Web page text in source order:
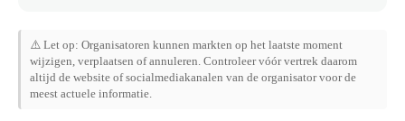
⚠️ Let op: Organisatoren kunnen markten op het laatste moment
wijzigen, verplaatsen of annuleren. Controleer vóór vertrek daarom
altijd de website of socialmediakanalen van de organisator voor de
meest actuele informatie.